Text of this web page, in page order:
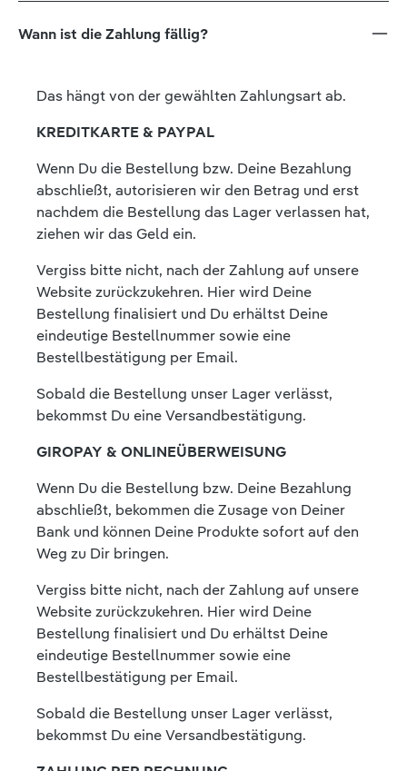
Wann ist die Zahlung fällig?
Das hängt von der gewählten Zahlungsart ab.
KREDITKARTE & PAYPAL
Wenn Du die Bestellung bzw. Deine Bezahlung
abschließt, autorisieren wir den Betrag und erst
nachdem die Bestellung das Lager verlassen hat,
ziehen wir das Geld ein.
Vergiss bitte nicht, nach der Zahlung auf unsere
Website zurückzukehren. Hier wird Deine
Bestellung finalisiert und Du erhältst Deine
eindeutige Bestellnummer sowie eine
Bestellbestätigung per Email.
Sobald die Bestellung unser Lager verlässt,
bekommst Du eine Versandbestätigung.
GIROPAY & ONLINEÜBERWEISUNG
Wenn Du die Bestellung bzw. Deine Bezahlung
abschließt, bekommen die Zusage von Deiner
Bank und können Deine Produkte sofort auf den
Weg zu Dir bringen.
Vergiss bitte nicht, nach der Zahlung auf unsere
Website zurückzukehren. Hier wird Deine
Bestellung finalisiert und Du erhältst Deine
eindeutige Bestellnummer sowie eine
Bestellbestätigung per Email.
Sobald die Bestellung unser Lager verlässt,
bekommst Du eine Versandbestätigung.